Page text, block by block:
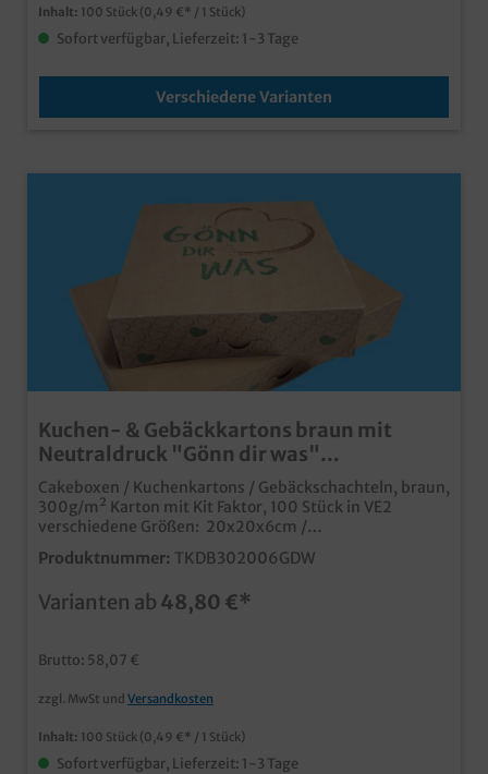
Inhalt: 100 Stück (0,49 €* / 1 Stück)
Sofort verfügbar, Lieferzeit: 1-3 Tage
Verschiedene Varianten
Kuchen- & Gebäckkartons braun mit
Neutraldruck "Gönn dir was"
verschiedene Größen wählbar 100St
Cakeboxen / Kuchenkartons / Gebäckschachteln, braun,
300g/m² Karton mit Kit Faktor, 100 Stück in VE2
verschiedene Größen: 20x20x6cm /
30x20x6cmpraktische Transportkartons für Kuchen
und Gebäckumweltfreundliche, recycelbare
oder Zuckerguss durch 300g Karton mit Kit
was"auch individuell bedruckbar
Produktnummer: TKDB302006GDW
Varianten ab 48,80 €*
Brutto: 58,07 €
zzgl. MwSt und Versandkosten
Inhalt: 100 Stück (0,49 €* / 1 Stück)
Sofort verfügbar, Lieferzeit: 1-3 Tage